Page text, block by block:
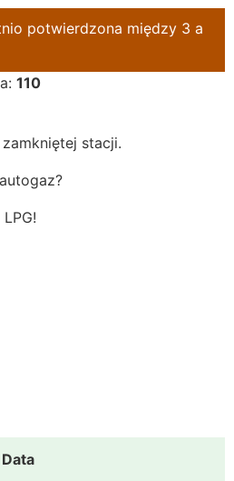
potwierdzona między 3 a
110
stacji.
Data